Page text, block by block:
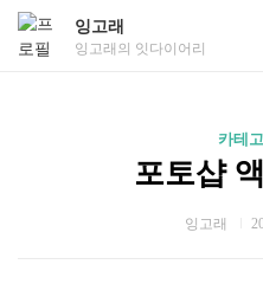
잉고래
잉고래의 잇다이어리
카테
포토샵
잉고래